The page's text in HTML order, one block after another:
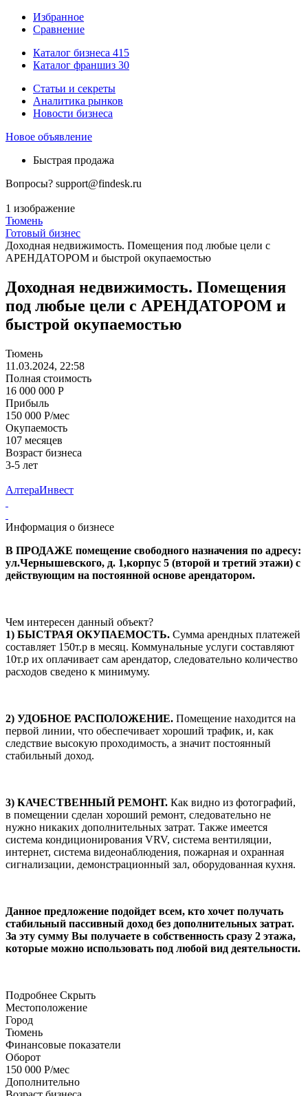
Избранное
Сравнение
Каталог бизнеса 415
Каталог франшиз 30
Статьи и секреты
Аналитика рынков
Новости бизнеса
Новое объявление
Быстрая продажа
Вопросы? support@findesk.ru
1 изображение
Тюмень
Готовый бизнес
Доходная недвижимость. Помещения под любые цели с
АРЕНДАТОРОМ и быстрой окупаемостью
Доходная недвижимость. Помещения
под любые цели с АРЕНДАТОРОМ и
быстрой окупаемостью
Тюмень
11.03.2024, 22:58
Полная стоимость
16 000 000 Р
Прибыль
150 000 Р/мес
Окупаемость
107 месяцев
Возраст бизнеса
3-5 лет
АлтераИнвест
Информация о бизнесе
В ПРОДАЖЕ помещение свободного назначения по адресу:
ул.Чернышевского, д. 1,корпус 5 (второй и третий этажи) с
действующим на постоянной основе арендатором.
Чем интересен данный объект?
1) БЫСТРАЯ ОКУПАЕМОСТЬ. Сумма арендных платежей
составляет 150т.р в месяц. Коммунальные услуги составляют
10т.р их оплачивает сам арендатор, следовательно количество
расходов сведено к минимуму.
2) УДОБНОЕ РАСПОЛОЖЕНИЕ. Помещение находится на
первой линии, что обеспечивает хороший трафик, и, как
следствие высокую проходимость, а значит постоянный
стабильный доход.
3) КАЧЕСТВЕННЫЙ РЕМОНТ. Как видно из фотографий,
в помещении сделан хороший ремонт, следовательно не
нужно никаких дополнительных затрат. Также имеется
система кондиционирования VRV, система вентиляции,
интернет, система видеонаблюдения, пожарная и охранная
сигнализации, демонстрационный зал, оборудованная кухня.
Данное предложение подойдет всем, кто хочет получать
стабильный пассивный доход без дополнительных затрат.
За эту сумму Вы получаете в собственность сразу 2 этажа,
которые можно использовать под любой вид деятельности.
Подробнее Скрыть
Местоположение
Город
Тюмень
Финансовые показатели
Оборот
150 000 Р/мес
Дополнительно